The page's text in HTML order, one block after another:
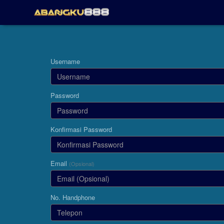
Username
Password
Konfirmasi Password
Email (Opsional)
No. Handphone